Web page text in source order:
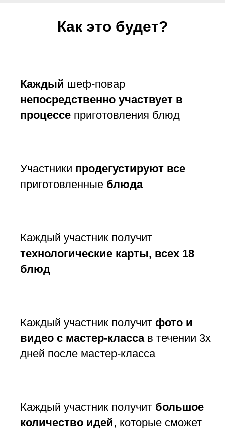
Как это будет?
Каждый шеф-повар
непосредственно участвует в
процессе приготовления блюд
Участники продегустируют все
приготовленные блюда
Каждый участник получит
технологические карты, всех 18
блюд
Каждый участник получит фото и
видео с мастер-классав течении 3х
дней после мастер-класса
Каждый участник получит большое
количество идей, которые сможет